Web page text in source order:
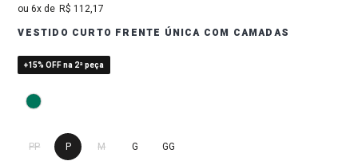
6 R$ 112,17
VESTIDO CURTO FRENTE ÚNICA COM CAMADAS
+15% OFF na 2ª peça
PP P M G GG